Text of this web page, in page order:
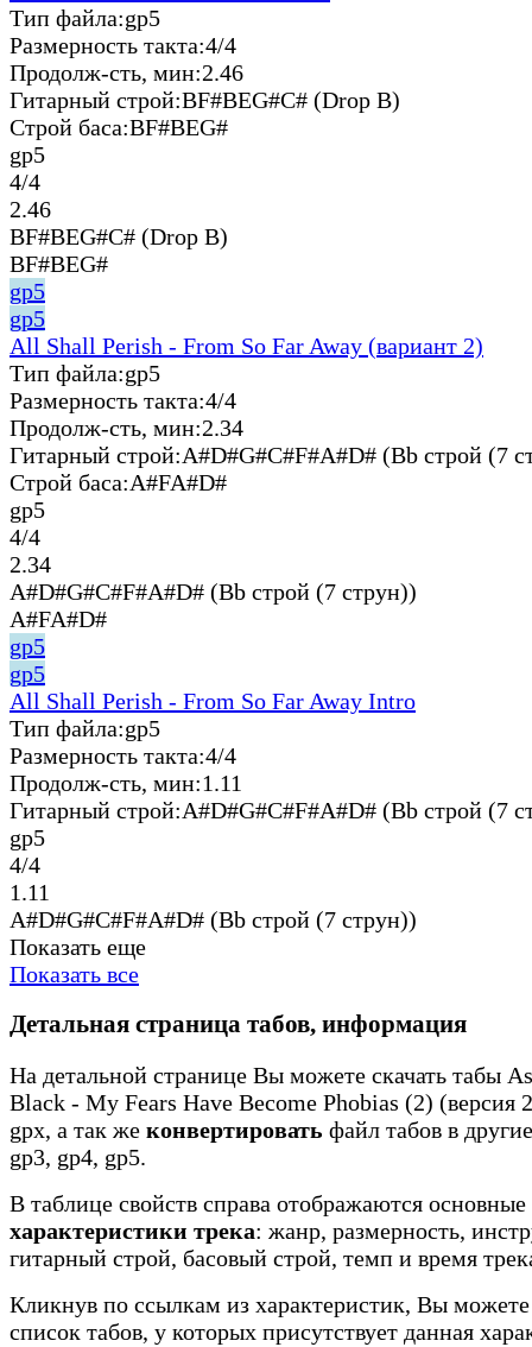
Тип файла:gp5
Размерность такта:4/4
Продолж-сть, мин:2.46
Гитарный строй:BF#BEG#C# (Drop B)
Строй баса:BF#BEG#
gp5
4/4
2.46
BF#BEG#C# (Drop B)
BF#BEG#
gp5
gp5
All Shall Perish - From So Far Away (вариант 2)
Тип файла:gp5
Размерность такта:4/4
Продолж-сть, мин:2.34
Гитарный строй:A#D#G#C#F#A#D# (Bb строй (7
Строй баса:A#FA#D#
gp5
4/4
2.34
A#D#G#C#F#A#D# (Bb строй (7 струн))
A#FA#D#
gp5
gp5
All Shall Perish - From So Far Away Intro
Тип файла:gp5
Размерность такта:4/4
Продолж-сть, мин:1.11
Гитарный строй:A#D#G#C#F#A#D# (Bb строй (7
gp5
4/4
1.11
A#D#G#C#F#A#D# (Bb строй (7 струн))
Показать еще
Показать все
Детальная страница табов, информация
На детальной странице Вы можете скачать табы
Black - My Fears Have Become Phobias (2) (версия
gpx, а так же конвертировать файл табов в
gp3, gp4, gp5.
В таблице свойств справа отображаются основные
характеристики трека: жанр, размерность,
гитарный строй, басовый строй, темп и время
Кликнув по ссылкам из характеристик, Вы
список табов, у которых присутствует данная